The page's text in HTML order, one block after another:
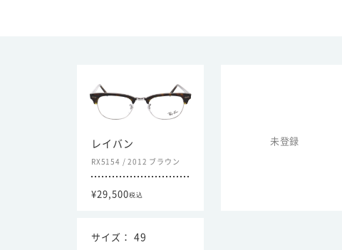
レイバン
RX5154 /2012 ブラウン
¥29,500税込
未登録
49